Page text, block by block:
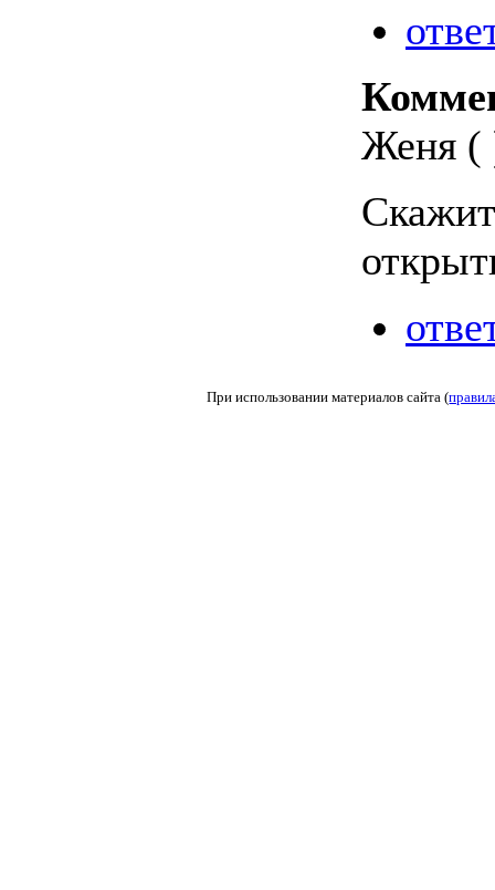
Женя (
При использовании материалов сайта (